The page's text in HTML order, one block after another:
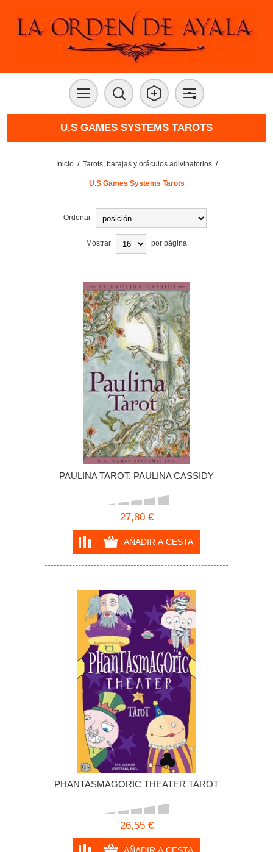
U.S GAMES SYSTEMS TAROTS
Inicio / Tarots, barajas y oráculos adivinatorios /
U.S Games Systems Tarots
Ordenar
Mostrar por página
PAULINA TAROT. PAULINA CASSIDY
27,80 €
PHANTASMAGORIC THEATER TAROT
26,55 €